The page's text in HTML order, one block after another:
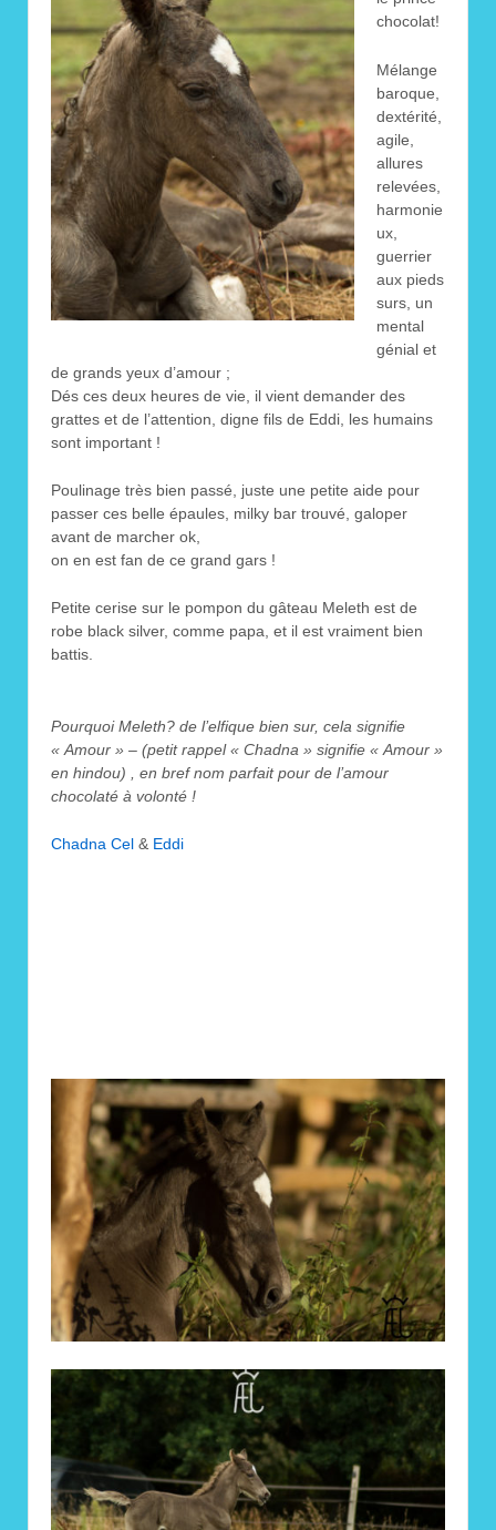
chocolat!
Mélange
baroque,
dextérité,
agile,
allures
relevées,
harmonie
ux,
guerrier
aux pieds
surs, un
mental
génial et
de grands yeux d’amour ;
Dés ces deux heures de vie, il vient demander des
grattes et de l’attention, digne fils de Eddi, les humains
sont important !
Poulinage très bien passé, juste une petite aide pour
passer ces belle épaules, milky bar trouvé, galoper
avant de marcher ok,
on en est fan de ce grand gars !
Petite cerise sur le pompon du gâteau Meleth est de
robe black silver, comme papa, et il est vraiment bien
battis.
Pourquoi Meleth? de l’elfique bien sur, cela signifie
« Amour » – (petit rappel « Chadna » signifie « Amour »
en hindou) , en bref nom parfait pour de l’amour
chocolaté à volonté !
Chadna Cel & Eddi